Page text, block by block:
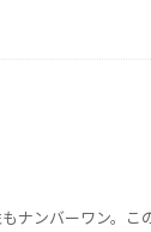
ナンバーワン。